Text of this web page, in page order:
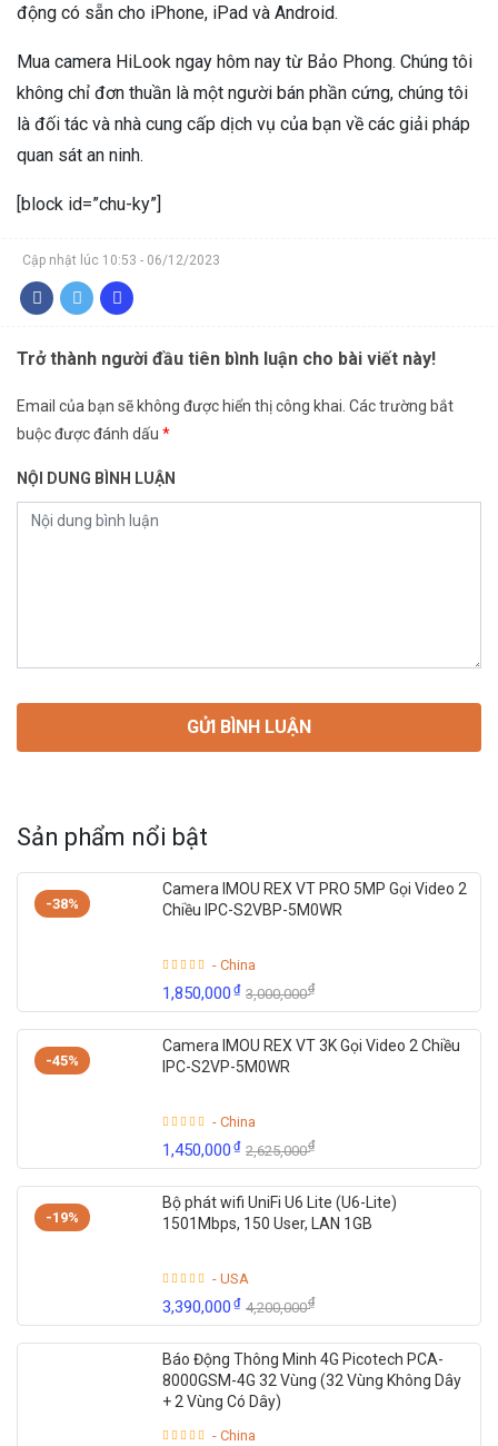
động có sẵn cho iPhone, iPad và Android.
Mua camera HiLook ngay hôm nay từ Bảo Phong. Chúng tôi
không chỉ đơn thuần là một người bán phần cứng, chúng tôi
là đối tác và nhà cung cấp dịch vụ của bạn về các giải pháp
quan sát an ninh.
[block id=”chu-ky”]
Cập nhật lúc 10:53 - 06/12/2023
Trở thành người đầu tiên bình luận cho bài viết này!
Email của bạn sẽ không được hiển thị công khai. Các trường bắt
buộc được đánh dấu *
NỘI DUNG BÌNH LUẬN
Sản phẩm nổi bật
-38%
Camera IMOU REX VT PRO 5MP Gọi Video 2
Chiều IPC-S2VBP-5M0WR
- China
1,850,000₫ 3,000,000₫
-45%
Camera IMOU REX VT 3K Gọi Video 2 Chiều
IPC-S2VP-5M0WR
- China
1,450,000₫ 2,625,000₫
-19%
Bộ phát wifi UniFi U6 Lite (U6-Lite)
1501Mbps, 150 User, LAN 1GB
- USA
3,390,000₫ 4,200,000₫
Báo Động Thông Minh 4G Picotech PCA-
8000GSM-4G 32 Vùng (32 Vùng Không Dây
+ 2 Vùng Có Dây)
- China